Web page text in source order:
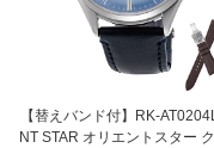
【替えバンド付】RK-
NT STAR オリエントスター